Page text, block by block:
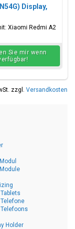
Display,
Xiaomi Redmi A2
Sie mir wenn
zzgl. Versandkosten
Holder